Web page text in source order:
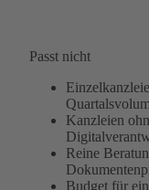
Passt nicht
Kanzleien
Reine
Budget für